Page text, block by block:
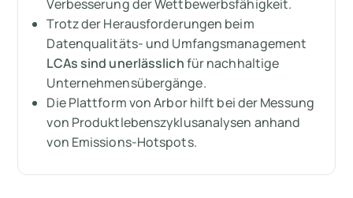
Verbesserung der Wettbewerbsfähigkeit.
Trotz der Herausforderungen beim
Datenqualitäts- und Umfangsmanagement
LCAs sind unerlässlichfür nachhaltige
Unternehmensübergänge.
Die Plattform von Arbor hilft bei der Messung
von Produktlebenszyklusanalysen anhand
von Emissions-Hotspots.